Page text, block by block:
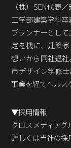
（株）SEN代表
工学部建築学科
プランナーとし
定を機に、建築
想いから同社退
市デザイン学修
事業を経てヘルス
▼採用情報
クロスメディアグ
詳しくは当社の採